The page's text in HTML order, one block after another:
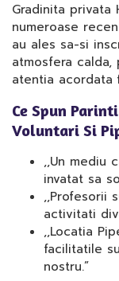
Gradinita privata
numeroase
au ales sa-si
atmosfera
atentia acordata
Ce Spun
Voluntari Si
,,Un mediu
invatat sa
,,Profesorii
activitati
,,Locatia
facilitatile
nostru.”